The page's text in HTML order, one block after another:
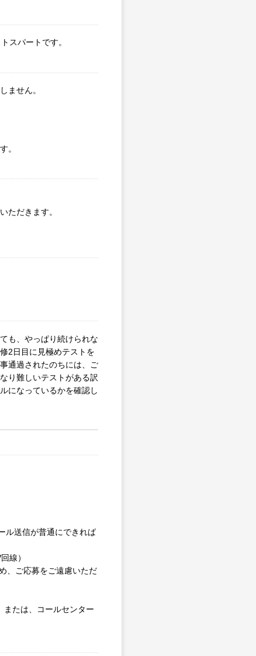
スパートです。
ません。
。
ただきます。
も、やっぱり続けられな
2日目に見極めテストを
通過されたのちには、ご
り難しいテストがある訳
になっているかを確認し
ル送信が普通にできれば
線）
、ご応募をご遠慮いただ
または、コールセンター